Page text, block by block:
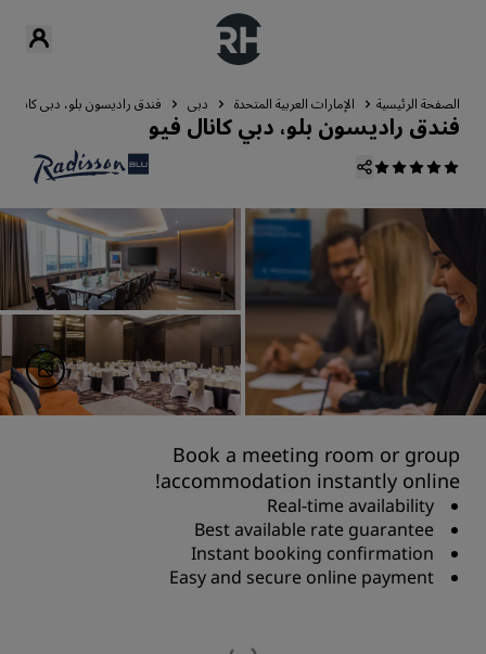
الصفحة الرئيسية الإمارات العربية المتحدة دبي فندق راديسون بلو، دبي كانال
فندق راديسون بلو، دبي كانال فيو
Book a meeting room or group
accommodation instantly online!
Real-time availability
Best available rate guarantee
Instant booking confirmation
Easy and secure online payment